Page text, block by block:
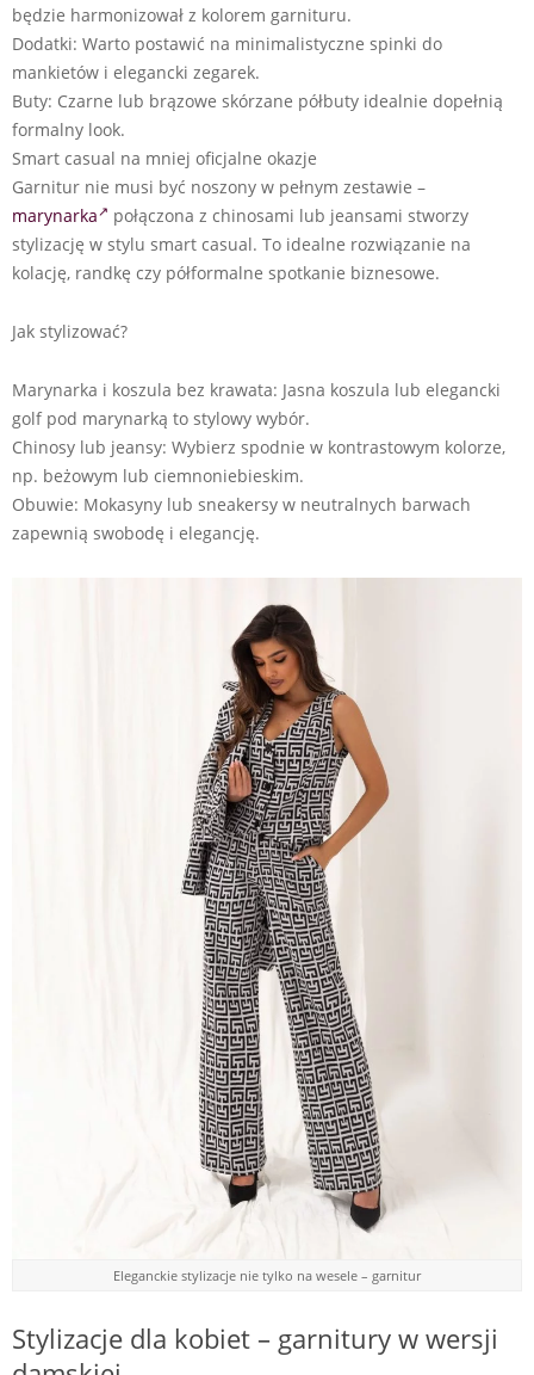
będzie harmonizował z kolorem garnituru.
Dodatki: Warto postawić na minimalistyczne spinki do
mankietów i elegancki zegarek.
Buty: Czarne lub brązowe skórzane półbuty idealnie dopełnią
formalny look.
Smart casual na mniej oficjalne okazje
Garnitur nie musi być noszony w pełnym zestawie –
marynarka
połączona z chinosami lub jeansami stworzy
stylizację w stylu smart casual. To idealne rozwiązanie na
kolację, randkę czy półformalne spotkanie biznesowe.
Jak stylizować?
Marynarka i koszula bez krawata: Jasna koszula lub elegancki
golf pod marynarką to stylowy wybór.
Chinosy lub jeansy: Wybierz spodnie w kontrastowym kolorze,
np. beżowym lub ciemnoniebieskim.
Obuwie: Mokasyny lub sneakersy w neutralnych barwach
zapewnią swobodę i elegancję.
Eleganckie stylizacje nie tylko na wesele – garnitur
Stylizacje dla kobiet – garnitury w wersji